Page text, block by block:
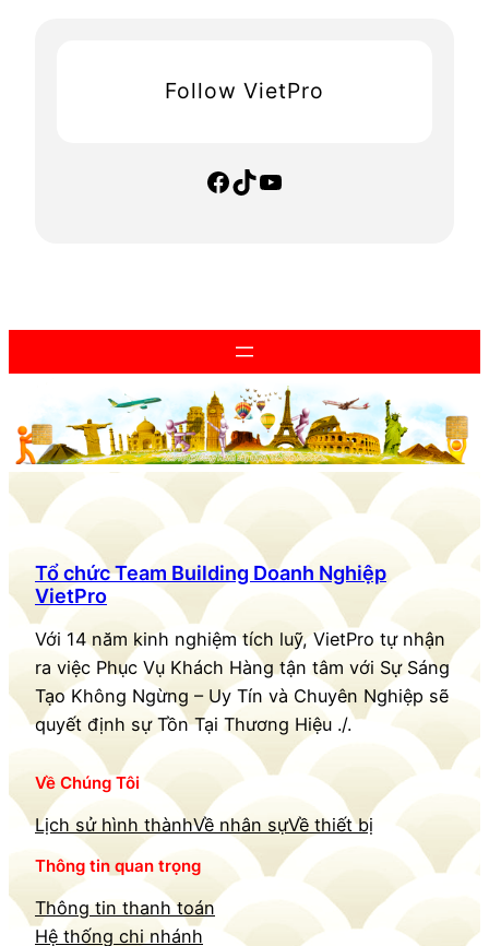
Follow VietPro
Facebook TikTok YouTube
Tổ chức Team Building Doanh Nghiệp
VietPro
Với 14 năm kinh nghiệm tích luỹ, VietPro tự nhận
ra việc Phục Vụ Khách Hàng tận tâm với Sự Sáng
Tạo Không Ngừng – Uy Tín và Chuyên Nghiệp sẽ
quyết định sự Tồn Tại Thương Hiệu ./.
Về Chúng Tôi
Lịch sử hình thànhVề nhân sựVề thiết bị
Thông tin quan trọng
Thông tin thanh toán
Hệ thống chi nhánh